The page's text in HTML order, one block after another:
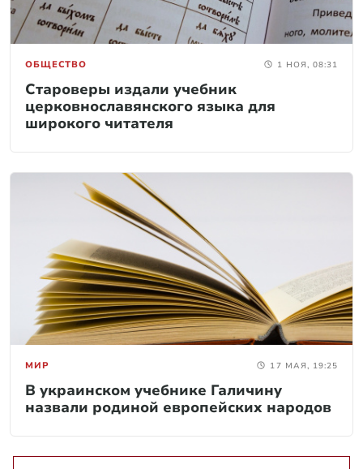
ОБЩЕСТВО 1 НОЯ, 08:31
Староверы издали учебник
церковнославянского языка для
широкого читателя
МИР 17 МАЯ, 19:25
В украинском учебнике Галичину
назвали родиной европейских народов